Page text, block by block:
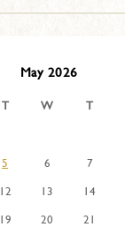
May 2026
T W T
5 6 7
12 13 14
19 20 21